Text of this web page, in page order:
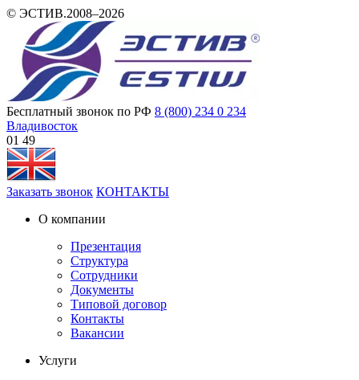
© ЭСТИВ.2008–2026
Бесплатный звонок по РФ 8 (800) 234 0 234
Владивосток
01 49
Заказать звонок КОНТАКТЫ
О компании
Презентация
Структура
Сотрудники
Документы
Типовой договор
Контакты
Вакансии
Услуги